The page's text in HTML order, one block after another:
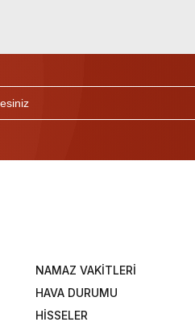
NAMAZ VAKİTLERİ
HAVA DURUMU
HİSSELER